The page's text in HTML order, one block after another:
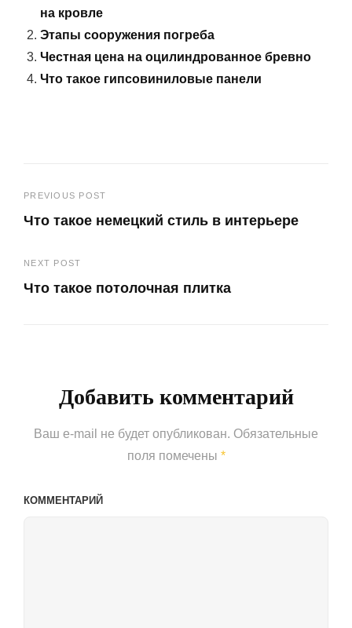
на кровле
Этапы сооружения погреба
Честная цена на оцилиндрованное бревно
Что такое гипсовиниловые панели
Навигация
по
записям
PREVIOUS POST
Что такое немецкий стиль в интерьере
Post
NEXT POST
Что такое потолочная плитка
Добавить комментарий
Ваш e-mail не будет опубликован. Обязательные
поля помечены *
КОММЕНТАРИЙ